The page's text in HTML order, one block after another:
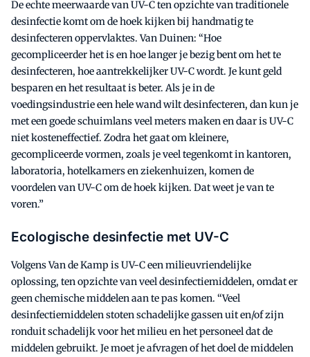
De echte meerwaarde van UV-C ten opzichte van traditionele
desinfectie komt om de hoek kijken bij handmatig te
desinfecteren oppervlaktes. Van Duinen: “Hoe
gecompliceerder het is en hoe langer je bezig bent om het te
desinfecteren, hoe aantrekkelijker UV-C wordt. Je kunt geld
besparen en het resultaat is beter. Als je in de
voedingsindustrie een hele wand wilt desinfecteren, dan kun je
met een goede schuimlans veel meters maken en daar is UV-C
niet kosteneffectief. Zodra het gaat om kleinere,
gecompliceerde vormen, zoals je veel tegenkomt in kantoren,
laboratoria, hotelkamers en ziekenhuizen, komen de
voordelen van UV-C om de hoek kijken. Dat weet je van te
voren.”
Ecologische desinfectie met UV-C
Volgens Van de Kamp is UV-C een milieuvriendelijke
oplossing, ten opzichte van veel desinfectiemiddelen, omdat er
geen chemische middelen aan te pas komen. “Veel
desinfectiemiddelen stoten schadelijke gassen uit en/of zijn
ronduit schadelijk voor het milieu en het personeel dat de
middelen gebruikt. Je moet je afvragen of het doel de middelen